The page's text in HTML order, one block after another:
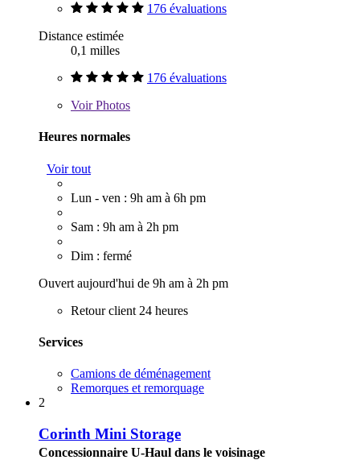
176 évaluations
Distance estimée
0,1 milles
176 évaluations
VoirPhotos
Heures normales
Voir tout
Lun - ven : 9h am à 6h pm
Sam : 9h am à 2h pm
Dim : fermé
Ouvert aujourd'hui de 9h am à 2h pm
Retour client 24 heures
Services
Camions de déménagement
Remorques et remorquage
2
Corinth Mini Storage
Concessionnaire U-Haul dans le voisinage